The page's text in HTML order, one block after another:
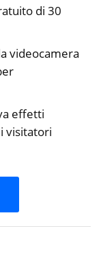
di 30
videocamera
effetti
visitatori